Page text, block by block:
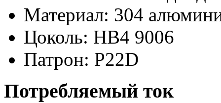
Материал: 304
Цоколь: HB4 9006
Патрон: P22D
Потребляемый ток